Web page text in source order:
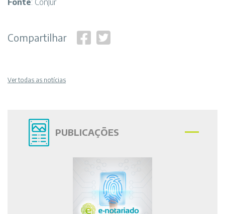
Fonte: ConJur
Compartilhar
Ver todas as notícias
PUBLICAÇÕES